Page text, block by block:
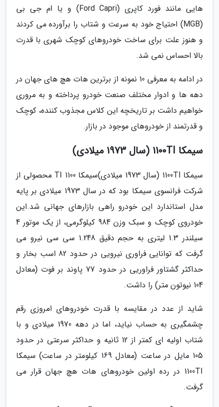
هایی مانند فورد کاپری (Ford Capri) و یا ام جی بی
(MGB) احتیاج خود به سرعت و شتاب را برآورده می کردند
و هنوز علت برای ساخت خودروهای کوچک شهری با قدرت
بالا احساس نمی شد.
در ادامه به معرفی 10 نمونه از برترین هات هچ های جهان در
دهه ها و ادوار مختلف صنعت خودرو پرداخته و به مروری
خواهیم داشت بر تاریخچه این کلاس مجذوب کننده، کوچک
و قدرتمند از خودروهای موجود در بازار.
سیمکا 1100TI (سال 1973 میلادی)
سیمکا 1100TI (سال 1973 میلادی)سیمکا 1100 TI محصولی از
شرکت فرانسوی سیمکا بود که در سال 1973 میلادی بر پایه
مدل استاندارد این خودرو راهی بازارهای جهانی شد.این
خودروی کوچک و سبک وزن 984 کیلوگرمی، از یک موتور 4
سیلندر 1.3 لیتری به حجم دقیق 1.248 سی سی نیرو می
گرفت که توانایی فراوری نیرویی در حدود 82 اسب بخار و
حداکثر گشتاور فراوریی در حدود 77 پاوند بر فوت (معادل
104 نیوتون متر) را داشت.
شاید از عدد در مقایسه با قدرت خودروهای امروزی رقم
چشمگیری به حساب نیاید، اما در دهه 1970 میلادی و با
شتاب اولیه ای کمتر از 12 ثانیه و حداکثر سرعتی در حدود
105 مایل در ساعت (معادل 169 کیلومتر در ساعت) سیمکا
1100TI در رده اولین خودروهای هات هچ جهان قرار می
گرفت.